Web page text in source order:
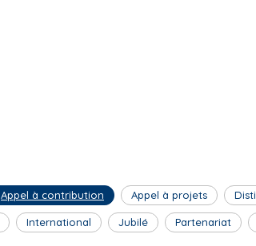
Appel à contribution Appel à projets
International Jubilé Partenariat